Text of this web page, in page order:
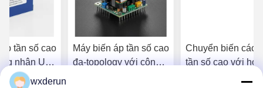
tần số cao
nhận UL
điện tăng
Máy biến áp tần số cao
đa-topology với công
Chuyển biến cách
tần số cao với
động liên tục 150
wxderun